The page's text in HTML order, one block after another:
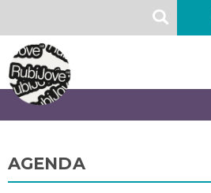
contingut
AGENDA